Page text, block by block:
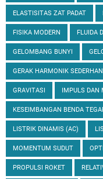
ELASTISITAS ZAT PADAT
FISIKA MODERN FLUIDA
GELOMBANG BUNYI
GERAK HARMONIK
GRAVITASI IMPULS DAN
KESEIMBANGAN BENDA
LISTRIK DINAMIS (AC)
MOMENTUM SUDUT
PROPULSI ROKET